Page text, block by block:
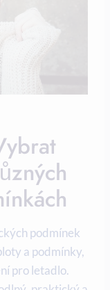
podmínek
a podmínky,
pro letadlo.